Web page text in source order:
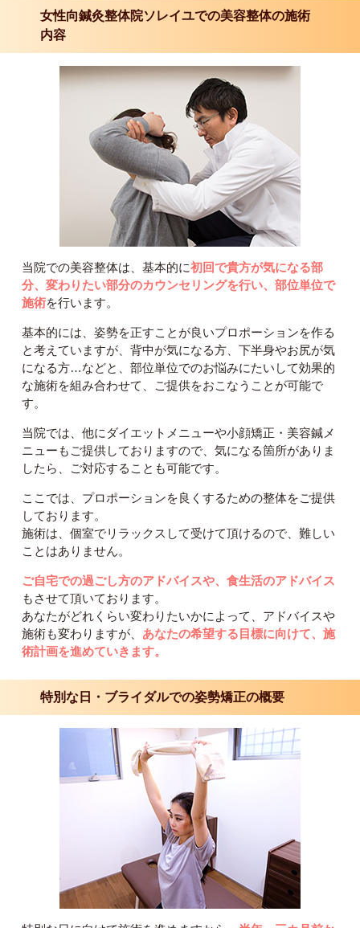
女性向鍼灸整体院ソレイユでの美容整体の施術
内容
当院での美容整体は、基本的に初回で貴方が気になる部
分、変わりたい部分のカウンセリングを行い、部位単位で
施術を行います。
基本的には、姿勢を正すことが良いプロポーションを作る
と考えていますが、背中が気になる方、下半身やお尻が気
になる方…などと、部位単位でのお悩みにたいして効果的
な施術を組み合わせて、ご提供をおこなうことが可能で
す。
当院では、他にダイエットメニューや小顔矯正・美容鍼メ
ニューもご提供しておりますので、気になる箇所がありま
したら、ご対応することも可能です。
ここでは、プロポーションを良くするための整体をご提供
しております。
施術は、個室でリラックスして受けて頂けるので、難しい
ことはありません。
ご自宅での過ごし方のアドバイスや、食生活のアドバイス
もさせて頂いております。
あなたがどれくらい変わりたいかによって、アドバイスや
施術も変わりますが、 あなたの希望する目標に向けて、施
術計画を進めていきます。
特別な日・ブライダルでの姿勢矯正の概要